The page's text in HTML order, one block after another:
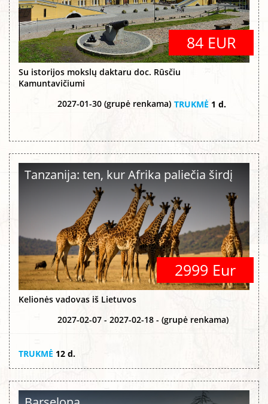
84 EUR
Su istorijos mokslų daktaru doc. Rūsčiu
Kamuntavičiumi
2027-01-30 (grupė renkama) TRUKMĖ 1 d.
Tanzanija: ten, kur Afrika paliečia širdį
2999 Eur
Kelionės vadovas iš Lietuvos
2027-02-07 - 2027-02-18 - (grupė renkama)
TRUKMĖ 12 d.